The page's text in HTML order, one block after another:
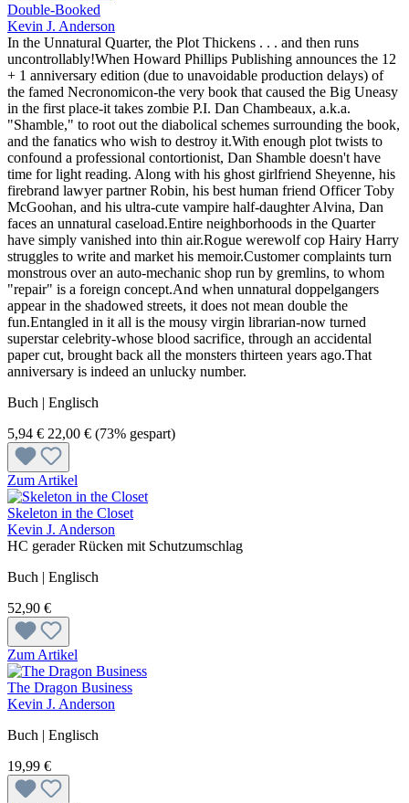
Double-Booked
Kevin J. Anderson
In the Unnatural Quarter, the Plot Thickens . . . and then runs
uncontrollably!When Howard Phillips Publishing announces the 12
+ 1 anniversary edition (due to unavoidable production delays) of
the famed Necronomicon-the very book that caused the Big Uneasy
in the first place-it takes zombie P.I. Dan Chambeaux, a.k.a.
"Shamble," to root out the diabolical schemes surrounding the book,
and the fanatics who wish to destroy it.With enough plot twists to
confound a professional contortionist, Dan Shamble doesn't have
time for light reading. Along with his ghost girlfriend Sheyenne, his
firebrand lawyer partner Robin, his best human friend Officer Toby
McGoohan, and his ultra-cute vampire half-daughter Alvina, Dan
faces an unnatural caseload.Entire neighborhoods in the Quarter
have simply vanished into thin air.Rogue werewolf cop Hairy Harry
struggles to write and market his memoir.Customer complaints turn
monstrous over an auto-mechanic shop run by gremlins, to whom
"repair" is a foreign concept.And when unnatural doppelgangers
appear in the shadowed streets, it does not mean double the
fun.Entangled in it all is the mousy virgin librarian-now turned
superstar celebrity-whose blood sacrifice, through an accidental
paper cut, brought back all the monsters thirteen years ago.That
anniversary is indeed an unlucky number.
Buch | Englisch
5,94 € 22,00 € (73% gespart)
Zum Artikel
Skeleton in the Closet
Kevin J. Anderson
HC gerader Rücken mit Schutzumschlag
Buch | Englisch
52,90 €
Zum Artikel
The Dragon Business
Kevin J. Anderson
Buch | Englisch
19,99 €